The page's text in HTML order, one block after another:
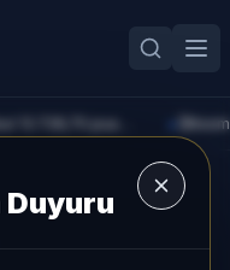
Duyuru